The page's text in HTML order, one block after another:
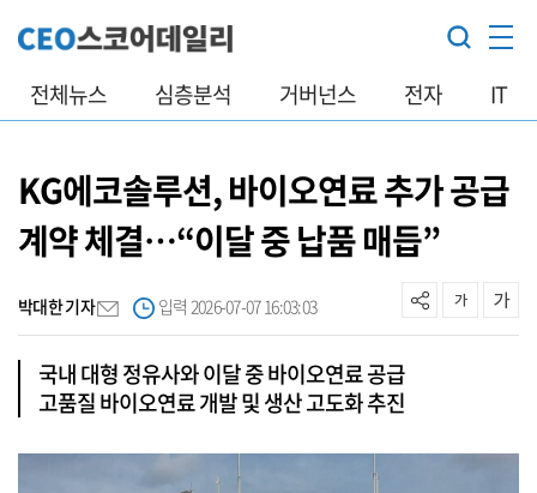
전체뉴스 심층분석 거버넌스 전자 IT
KG에코솔루션, 바이오연료 추가 공급
계약 체결…“이달 중 납품 매듭”
박대한 기자 입력 2026-07-07 16:03:03
국내 대형 정유사와 이달 중 바이오연료 공급
고품질 바이오연료 개발 및 생산 고도화 추진